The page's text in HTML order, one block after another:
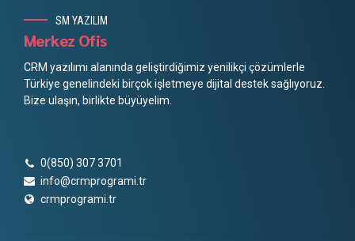
SM YAZILIM
Merkez Ofis
CRM yazılımı alanında geliştirdiğimiz yenilikçi çözümlerle
Türkiye genelindeki birçok işletmeye dijital destek sağlıyoruz.
Bize ulaşın, birlikte büyüyelim.
0(850) 307 3701
info@crmprogrami.tr
crmprogrami.tr